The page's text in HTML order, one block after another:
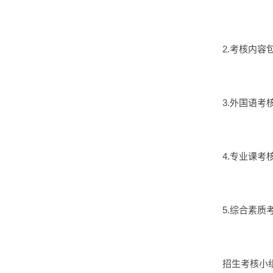
2.考核内容
3.外国语考
4.专业课考
5.综合素质
招生考核小